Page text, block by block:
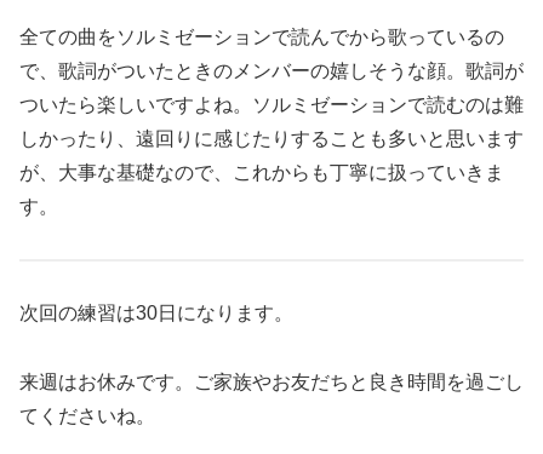
全ての曲をソルミゼーションで読んでから歌っているの
で、歌詞がついたときのメンバーの嬉しそうな顔。歌詞が
ついたら楽しいですよね。ソルミゼーションで読むのは難
しかったり、遠回りに感じたりすることも多いと思います
が、大事な基礎なので、これからも丁寧に扱っていきま
す。
次回の練習は30日になります。
来週はお休みです。ご家族やお友だちと良き時間を過ごし
てくださいね。